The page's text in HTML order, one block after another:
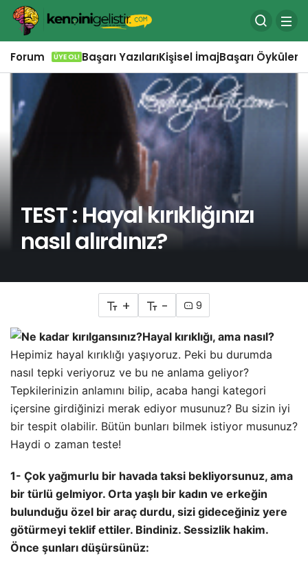
Forum ÜYE OL! Başarı YazılarıKişisel İmajBaşarı Öyküleri
TEST : Hayal kırıklığınızı
nasıl alırdınız?
+ - 9
Hayal kırıklığı, ama nasıl?
Hepimiz hayal kırıklığı yaşıyoruz. Peki bu durumda
nasıl tepki veriyoruz ve bu ne anlama geliyor?
Tepkilerinizin anlamını bilip, acaba hangi kategori
içersine girdiğinizi merak ediyor musunuz? Bu sizin iyi
bir tespit olabilir. Bütün bunları bilmek istiyor musunuz?
Haydi o zaman teste!
1- Çok yağmurlu bir havada taksi bekliyorsunuz, ama
bir türlü gelmiyor. Orta yaşlı bir kadın ve erkeğin
bulunduğu özel bir araç durdu, sizi gideceğiniz yere
götürmeyi teklif ettiler. Bindiniz. Sessizlik hakim.
Önce şunları düşürsünüz: